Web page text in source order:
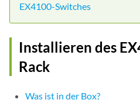
EX4100-Switches
Installieren des
Rack
Was ist in der Box?